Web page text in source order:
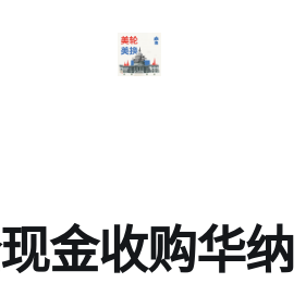
金收购华纳